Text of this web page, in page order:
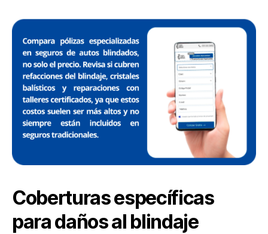
Coberturas específicas
para daños al blindaje